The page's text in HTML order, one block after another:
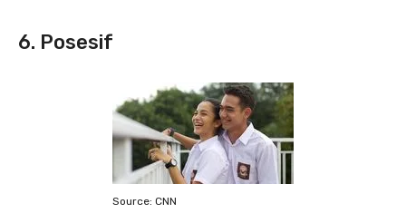
6. Posesif
Source: CNN